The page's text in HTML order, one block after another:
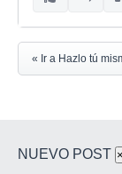
« Ir a Hazlo tú
NUEVO POST ×